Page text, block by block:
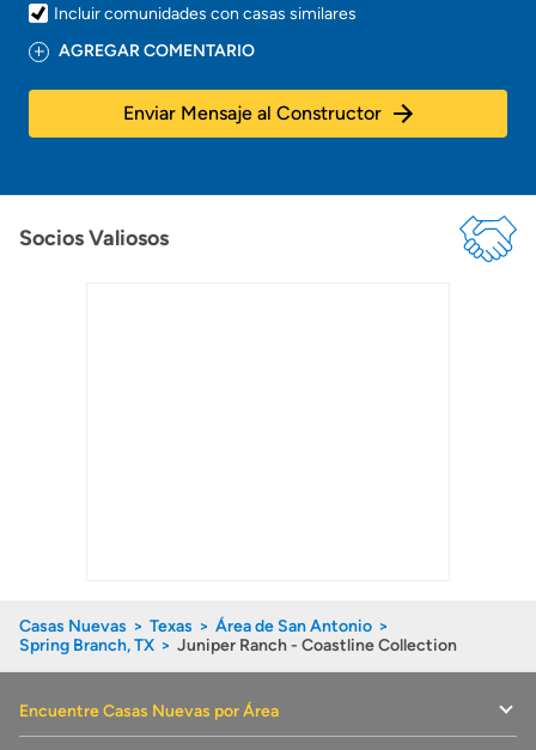
Incluir comunidades con casas similares
AGREGAR COMENTARIO
Enviar Mensaje al Constructor
Socios Valiosos
Casas Nuevas Texas
Área de San Antonio
Spring Branch, TX
Juniper Ranch - Coastline Collection
Encuentre Casas Nuevas por Área